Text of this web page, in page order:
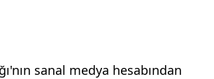
sanal medya hesabından